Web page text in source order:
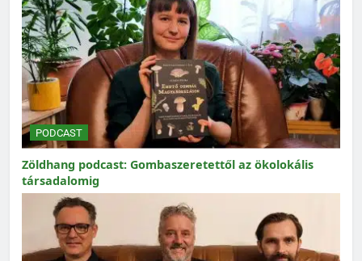
PODCAST
Zöldhang podcast: Gombaszeretettől az ökolokális
társadalomig